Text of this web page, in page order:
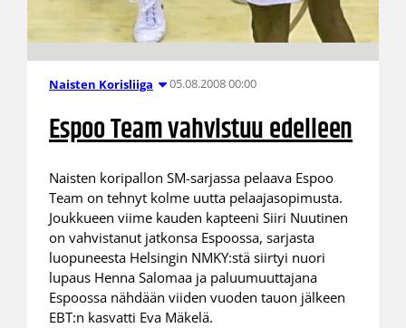
Naisten Korisliiga 05.08.2008 00:00
Espoo Team vahvistuu edelleen
Naisten koripallon SM-sarjassa pelaava Espoo
Team on tehnyt kolme uutta pelaajasopimusta.
Joukkueen viime kauden kapteeni Siiri Nuutinen
on vahvistanut jatkonsa Espoossa, sarjasta
luopuneesta Helsingin NMKY:stä siirtyi nuori
lupaus Henna Salomaa ja paluumuuttajana
Espoossa nähdään viiden vuoden tauon jälkeen
EBT:n kasvatti Eva Mäkelä.